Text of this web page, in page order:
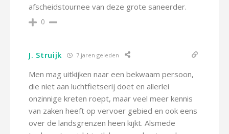
afscheidstournee van deze grote saneerder.
0
J. Struijk 7 jaren geleden
Men mag uitkijken naar een bekwaam persoon,
die niet aan luchtfietserij doet en allerlei
onzinnige kreten roept, maar veel meer kennis
van zaken heeft op vervoer gebied en ook eens
over de landsgrenzen heen kijkt. Alsmede